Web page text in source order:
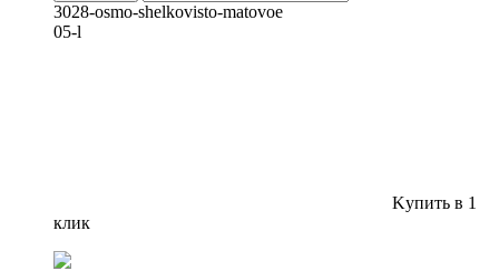
3028-osmo-shelkovisto-matovoe
05-l
Kупить в 1
клик